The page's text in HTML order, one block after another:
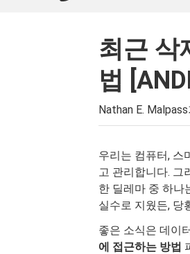
최근 삭
법
Nathan E.
우리는 컴퓨터, 스
고 관리합니다. 그
한 딜레마 중 하나
실수로 지웠든, 당
좋은 소식은 데이
에 접근하는 방법